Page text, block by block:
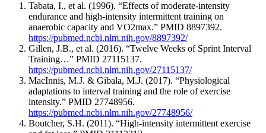
Tabata, I., et al. (1996). “Effects of moderate-intensity
endurance and high-intensity intermittent training on
anaerobic capacity and VO2max.” PMID 8897392.
https://pubmed.ncbi.nlm.nih.gov/8897392/
Gillen, J.B., et al. (2016). “Twelve Weeks of Sprint Interval
Training…” PMID 27115137.
https://pubmed.ncbi.nlm.nih.gov/27115137/
MacInnis, M.J. & Gibala, M.J. (2017). “Physiological
adaptations to interval training and the role of exercise
intensity.” PMID 27748956.
https://pubmed.ncbi.nlm.nih.gov/27748956/
Boutcher, S.H. (2011). “High-intensity intermittent exercise